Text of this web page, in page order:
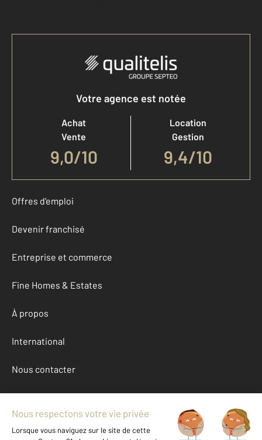
Accéder à mon compte
Votre agence est notée
Achat
Vente
9,0/10
Location
Gestion
9,4/10
Offres d'emploi
Devenir franchisé
Entreprise et commerce
Fine Homes & Estates
À propos
International
Nous contacter
Mentions légales & CGU et Barèmes d'honoraires
Données personnelles